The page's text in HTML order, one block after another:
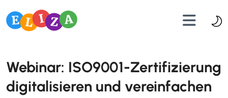
Webinar: ISO9001-Zertifizierung
digitalisieren und vereinfachen